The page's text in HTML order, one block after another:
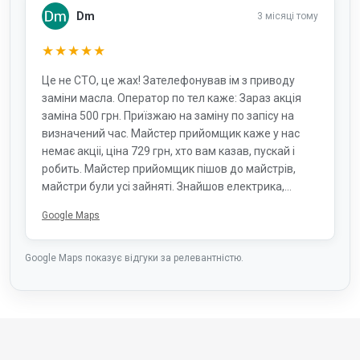
Dm 3 місяці тому
★★★★★
Це не СТО, це жах! Зателефонував ім з приводу
заміни масла. Оператор по тел каже: Зараз акція
заміна 500 грн. Приїзжаю на заміну по запісу на
визначений час. Майстер прийомщик каже у нас
немає акціі, ціна 729 грн, хто вам казав, пускай і
робить. Майстер прийомщик пішов до майстрів,
майстри були усі зайняті. Знайшов електрика,
згоду. Горе електрик не підіймаючи машину, через
верх відкрутив масляний фільтр (хоча це робиться
знизу набагато простійше) я йому сказав про це. !!!
Google Maps
Google Maps показує відгуки за релевантністю.